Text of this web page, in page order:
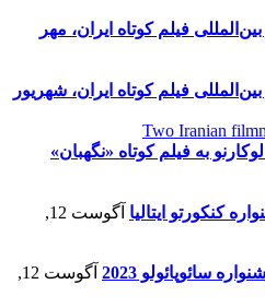
فیلم کوتاه ایران، مهر
فیلم کوتاه ایران، شهریور
به فیلم کوتاه «نگهبان»
کنکورتو ایتالیا
آگوست 12,
سائوپائولو 2023
آگوست 12,